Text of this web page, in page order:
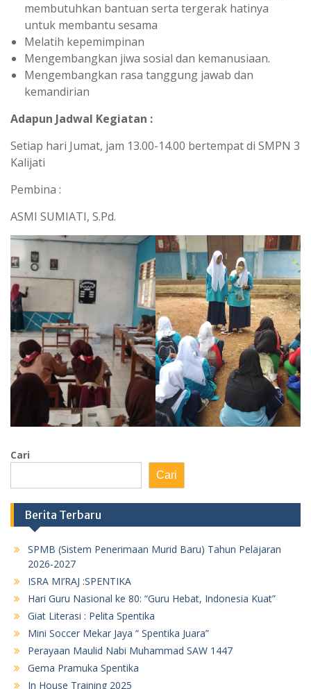
membutuhkan bantuan serta tergerak hatinya
untuk membantu sesama
Melatih kepemimpinan
Mengembangkan jiwa sosial dan kemanusiaan.
Mengembangkan rasa tanggung jawab dan
kemandirian
Adapun Jadwal Kegiatan :
Setiap hari Jumat, jam 13.00-14.00 bertempat di SMPN 3
Kalijati
Pembina :
ASMI SUMIATI, S.Pd.
Cari
Cari
Berita Terbaru
SPMB (Sistem Penerimaan Murid Baru) Tahun Pelajaran
2026-2027
ISRA MI’RAJ :SPENTIKA
Hari Guru Nasional ke 80: “Guru Hebat, Indonesia Kuat”
Giat Literasi : Pelita Spentika
Mini Soccer Mekar Jaya “ Spentika Juara”
Perayaan Maulid Nabi Muhammad SAW 1447
Gema Pramuka Spentika
In House Training 2025